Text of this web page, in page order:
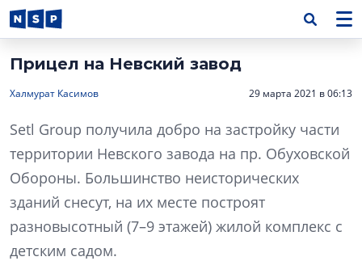
Прицел на Невский завод
Халмурат Касимов 29 марта 2021 в 06:13
Setl Group получила добро на застройку части
территории Невского завода на пр. Обуховской
Обороны. Большинство неисторических
зданий снесут, на их месте построят
разновысотный (7–9 этажей) жилой комплекс с
детским садом.